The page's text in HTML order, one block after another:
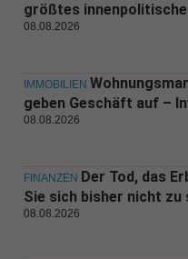
größtes
08.08.2026
IMMOBILIEN
geben Geschäft auf –
08.08.2026
FINANZEN Der Tod, das
Sie sich bisher nicht
08.08.2026